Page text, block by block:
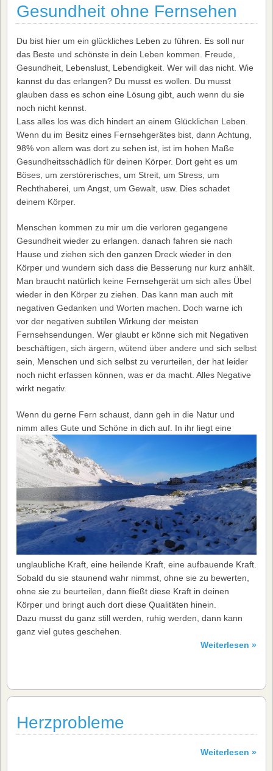
Gesundheit ohne Fernsehen
Du bist hier um ein glückliches Leben zu führen. Es soll nur
das Beste und schönste in dein Leben kommen. Freude,
Gesundheit, Lebenslust, Lebendigkeit. Wer will das nicht. Wie
kannst du das erlangen? Du musst es wollen. Du musst
glauben dass es schon eine Lösung gibt, auch wenn du sie
noch nicht kennst.
Lass alles los was dich hindert an einem Glücklichen Leben.
Wenn du im Besitz eines Fernsehgerätes bist, dann Achtung,
98% von allem was dort zu sehen ist, ist im hohen Maße
Gesundheitsschädlich für deinen Körper. Dort geht es um
Böses, um zerstörerisches, um Streit, um Stress, um
Rechthaberei, um Angst, um Gewalt, usw. Dies schadet
deinem Körper.
Menschen kommen zu mir um die verloren gegangene
Gesundheit wieder zu erlangen. danach fahren sie nach
Hause und ziehen sich den ganzen Dreck wieder in den
Körper und wundern sich dass die Besserung nur kurz anhält.
Man braucht natürlich keine Fernsehgerät um sich alles Übel
wieder in den Körper zu ziehen. Das kann man auch mit
negativen Gedanken und Worten machen. Doch warne ich
vor der negativen subtilen Wirkung der meisten
Fernsehsendungen. Wer glaubt er könne sich mit Negativen
beschäftigen, sich ärgern, wütend über andere und sich selbst
sein, Menschen und sich selbst zu verurteilen, der hat leider
noch nicht erfassen können, was er da macht. Alles Negative
wirkt negativ.
Wenn du gerne Fern schaust, dann geh in die Natur und
nimm alles Gute und Schöne in dich auf. In ihr liegt eine
unglaubliche Kraft, eine heilende Kraft, eine aufbauende Kraft.
Sobald du sie staunend wahr nimmst, ohne sie zu bewerten,
ohne sie zu beurteilen, dann fließt diese Kraft in deinen
Körper und bringt auch dort diese Qualitäten hinein.
Dazu musst du ganz still werden, ruhig werden, dann kann
ganz viel gutes geschehen.
Weiterlesen »
Herzprobleme
Weiterlesen »